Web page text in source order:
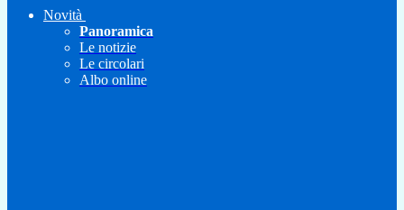
Novità
Panoramica
Le notizie
Le circolari
Albo online